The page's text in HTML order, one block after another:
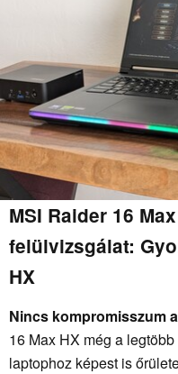
MSI Raider 16
felülvizsgálat:
HX
Nincs kompromisszum
16 Max HX még a
laptophoz képest is